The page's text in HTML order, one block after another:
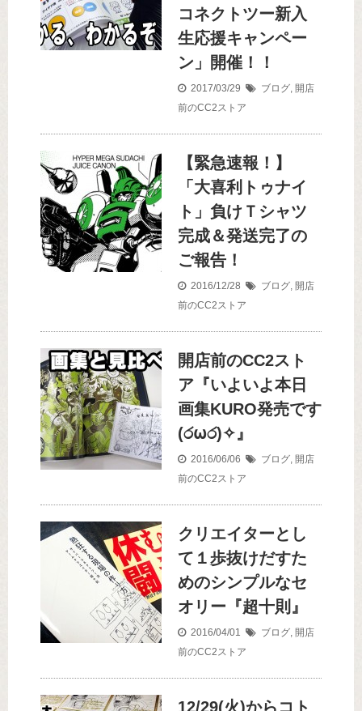
コネクトツー新入
生応援キャンペー
ン」開催！！
2017/03/29 ブログ, 開店
前のCC2ストア
【緊急速報！】
「大喜利トゥナイ
ト」負けＴシャツ
完成＆発送完了の
ご報告！
2016/12/28 ブログ, 開店
前のCC2ストア
開店前のCC2スト
ア『いよいよ本日
画集KURO発売です
(ර⍵ර)✧』
2016/06/06 ブログ, 開店
前のCC2ストア
クリエイターとし
て１歩抜けだすた
めのシンプルなセ
オリー『超十則』
2016/04/01 ブログ, 開店
前のCC2ストア
12/29(火)からコト